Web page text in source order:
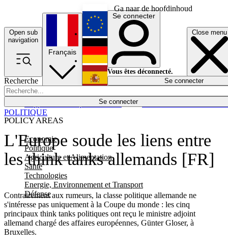
Ga naar de hoofdinhoud
Open sub
navigation
Close menu
Recherche
Se connecter
POLICY AREAS
Economie
Politique
Agriculture et Alimentation
Santé
Technologies
Energie, Environnement et Transport
Défense
Économie
Français
English
Deutsch
Español
Se connecter
Vous êtes déconnecté.
Se connecter
L'Europe soude les liens entre
les think tanks allemands [FR]
Contrairement aux rumeurs, la classe politique allemande ne
s'intéresse pas uniquement à la Coupe du monde : les cinq
principaux think tanks politiques ont reçu le ministre adjoint
allemand chargé des affaires européennes, Günter Gloser, à
Bruxelles.
POLITIQUE